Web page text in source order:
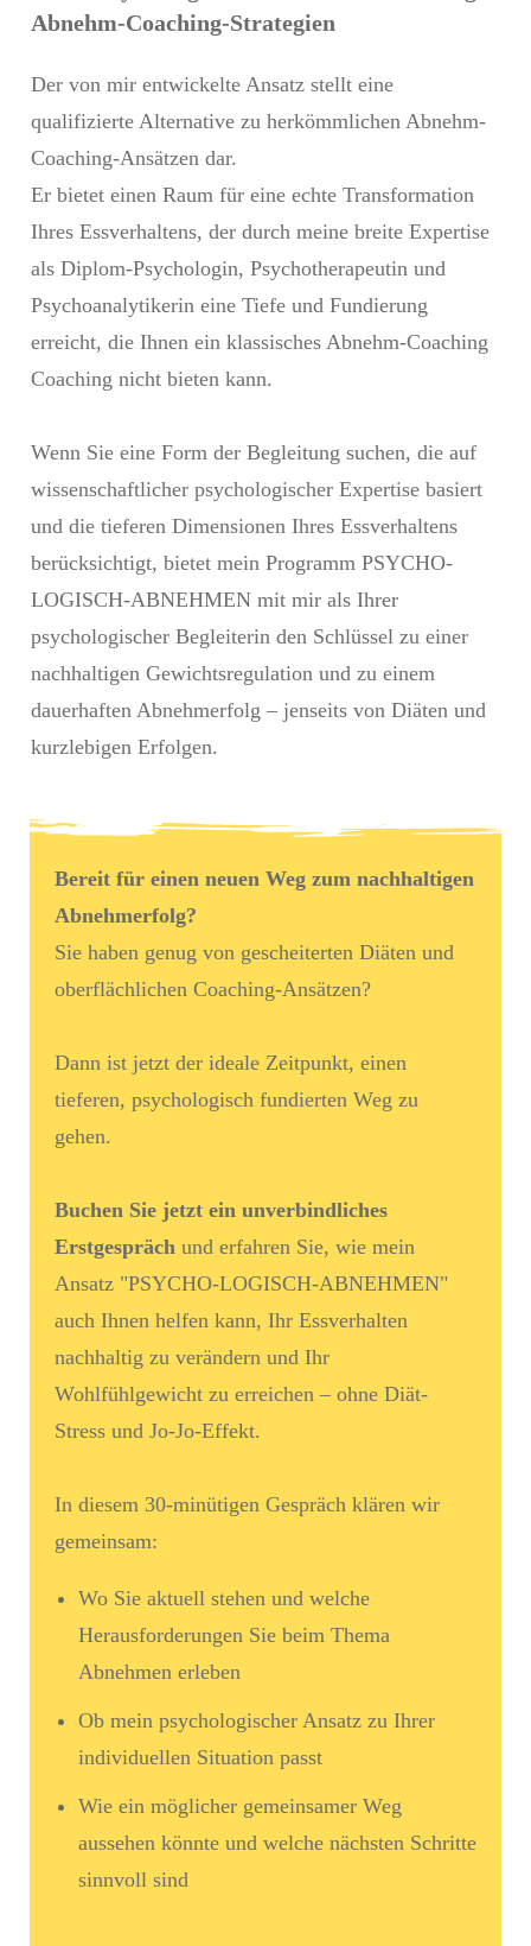
Abnehm-Coaching-Strategien
Der von mir entwickelte Ansatz stellt eine
qualifizierte Alternative zu herkömmlichen Abnehm-
Coaching-Ansätzen dar.
Er bietet einen Raum für eine echte Transformation
Ihres Essverhaltens, der durch meine breite Expertise
als Diplom-Psychologin, Psychotherapeutin und
Psychoanalytikerin eine Tiefe und Fundierung
erreicht, die Ihnen ein klassisches Abnehm-Coaching
Coaching nicht bieten kann.
Wenn Sie eine Form der Begleitung suchen, die auf
wissenschaftlicher psychologischer Expertise basiert
und die tieferen Dimensionen Ihres Essverhaltens
berücksichtigt, bietet mein Programm PSYCHO-
LOGISCH-ABNEHMEN mit mir als Ihrer
psychologischer Begleiterin den Schlüssel zu einer
nachhaltigen Gewichtsregulation und zu einem
dauerhaften Abnehmerfolg – jenseits von Diäten und
kurzlebigen Erfolgen.
Bereit für einen neuen Weg zum nachhaltigen
Abnehmerfolg?
Sie haben genug von gescheiterten Diäten und
oberflächlichen Coaching-Ansätzen?
Dann ist jetzt der ideale Zeitpunkt, einen
tieferen, psychologisch fundierten Weg zu
gehen.
Buchen Sie jetzt ein unverbindliches
Erstgespräch und erfahren Sie, wie mein
Ansatz "PSYCHO-LOGISCH-ABNEHMEN"
auch Ihnen helfen kann, Ihr Essverhalten
nachhaltig zu verändern und Ihr
Wohlfühlgewicht zu erreichen – ohne Diät-
Stress und Jo-Jo-Effekt.
In diesem 30-minütigen Gespräch klären wir
gemeinsam:
Wo Sie aktuell stehen und welche
Herausforderungen Sie beim Thema
Abnehmen erleben
Ob mein psychologischer Ansatz zu Ihrer
individuellen Situation passt
Wie ein möglicher gemeinsamer Weg
aussehen könnte und welche nächsten Schritte
sinnvoll sind